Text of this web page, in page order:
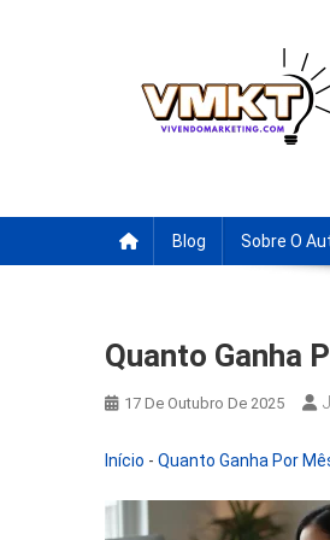
Blog Sobre O
Quanto Ganha
17 De Outubro De 2025
Início - Quanto Ganha Por